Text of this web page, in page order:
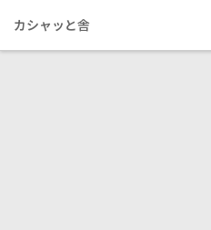
カシャッと舎